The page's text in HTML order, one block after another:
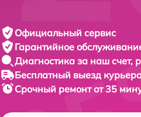
Официальный сервис
Гарантийное
Диагностика за наш счет,
Бесплатный выезд
Срочный ремонтот 35